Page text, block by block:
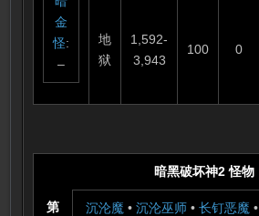
金
怪:
–
地
狱
1,592-
3,943
100 0
暗黑破坏神2 怪物
第
沉沦魔 • 沉沦巫师• 长钉恶魔 •